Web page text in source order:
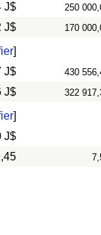
J$ 250
J$ 170
]
J$ 430
J$ 322
]
J$